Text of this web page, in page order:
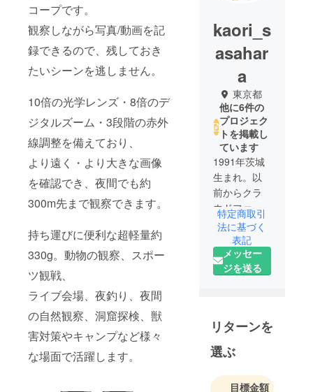
コープです。
観察しながら写真/動画を記
録できるので、残しておき
たいシーンを逃しません。
10倍の光学レンズ・8倍のデ
ジタルズーム・3段階の赤外
線調整を備えており、
より遠く・より大きな画像
を確認でき、夜間でも約
300m先まで観察できます。
持ち運びに便利な超軽量約
330g。動物の観察、スポー
ツ観戦、
ライブ会場、夜釣り、夜間
の自然観察、洞窟探検、獣
害対策やキャンプなど様々
な場面で活躍します。
kaori_s
asahar
a
東京都
他に6件の
プロジェク
トを掲載し
ています
1991年茨城
生まれ。以
前からクラ
ウドファン
ディングで
素敵な商品
や製作者の
想いなどを
した。今後
は私もその
素晴らしい
商品をもっ
特定商取引
法に基づく
表記
メッセー
ジを送る
リターンを
選ぶ
目標金額